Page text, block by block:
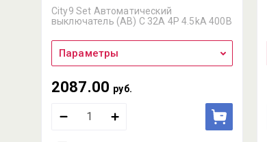
City9 Set Автоматический
выключатель (АВ) С 32А 4P 4.5kA 400В
Параметры
2087.00 руб.